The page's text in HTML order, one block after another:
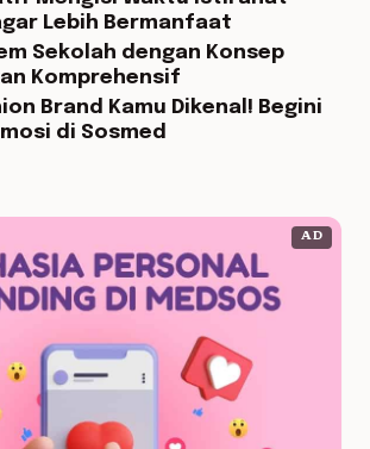
Lebih Bermanfaat
Sekolah dengan Konsep
Komprehensif
Brand Kamu Dikenal! Begini
di Sosmed
AD